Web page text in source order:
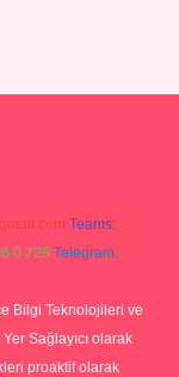
Teams:
0 726 Telegram:
Bilgi Teknolojileri ve
Sağlayıcı olarak
proaktif olarak